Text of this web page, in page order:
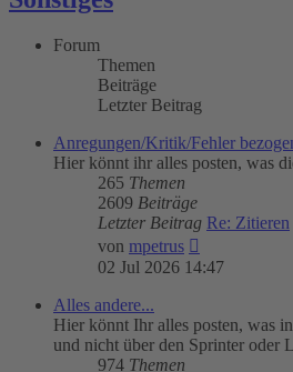
Forum
Themen
Beiträge
Letzter Beitrag
Anregungen/Kritik/Fehler
Hier könnt ihr alles posten, was
265 Themen
2609 Beiträge
Letzter Beitrag Re: Zitieren
von mpetrus
Beitrag
02 Jul 2026 14:47
Alles andere...
Hier könnt Ihr alles posten, was
und nicht über den Sprinter oder
974 Themen